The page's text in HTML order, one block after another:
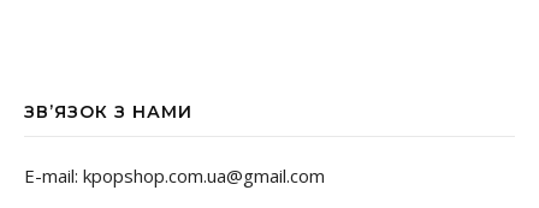
ЗВ’ЯЗОК З НАМИ
E-mail: kpopshop.com.ua@gmail.com